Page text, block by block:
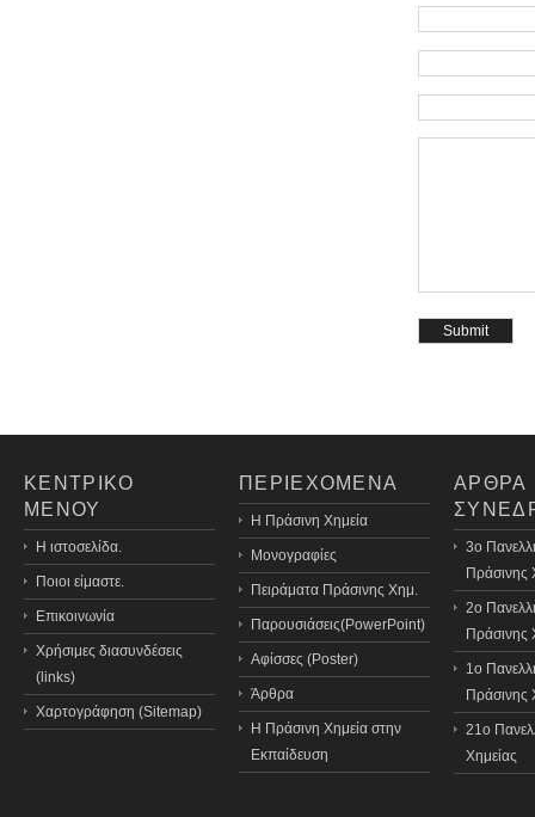
ΚΕΝΤΡΙΚΟ
ΜΕΝΟΥ
Η ιστοσελίδα.
Ποιοι είμαστε.
Επικοινωνία
Χρήσιμες διασυνδέσεις
(links)
Χαρτογράφηση (Sitemap)
ΠΕΡΙΕΧΟΜΕΝΑ
H Πράσινη Χημεία
Μονογραφίες
Πειράματα Πράσινης Χημ.
Παρουσιάσεις(PowerPoint)
Αφίσσες (Poster)
Άρθρα
Η Πράσινη Χημεία στην
Εκπαίδευση
ΑΡΘΡΑ
3o
Πράσινης
2ο
Πράσινης
1ο
Πράσινης
21o
Χημείας